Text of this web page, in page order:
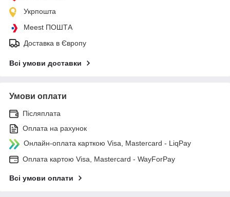
Укрпошта
Meest ПОШТА
Доставка в Європу
Всі умови доставки
Умови оплати
Післяплата
Оплата на рахунок
Онлайн-оплата карткою Visa, Mastercard - LiqPay
Оплата картою Visa, Mastercard - WayForPay
Всі умови оплати